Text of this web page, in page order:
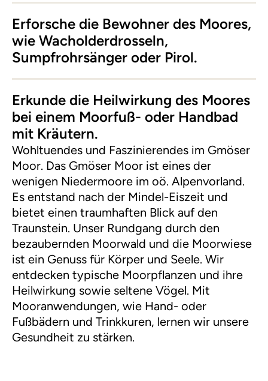
Erforsche die Bewohner des Moores,
wie Wacholderdrosseln,
Sumpfrohrsänger oder Pirol.
Erkunde die Heilwirkung des Moores
bei einem Moorfuß- oder Handbad
mit Kräutern.
Wohltuendes und Faszinierendes im Gmöser
Moor. Das Gmöser Moor ist eines der
wenigen Niedermoore im oö. Alpenvorland.
Es entstand nach der Mindel-Eiszeit und
bietet einen traumhaften Blick auf den
Traunstein. Unser Rundgang durch den
bezaubernden Moorwald und die Moorwiese
ist ein Genuss für Körper und Seele. Wir
entdecken typische Moorpflanzen und ihre
Heilwirkung sowie seltene Vögel. Mit
Mooranwendungen, wie Hand- oder
Fußbädern und Trinkkuren, lernen wir unsere
Gesundheit zu stärken.